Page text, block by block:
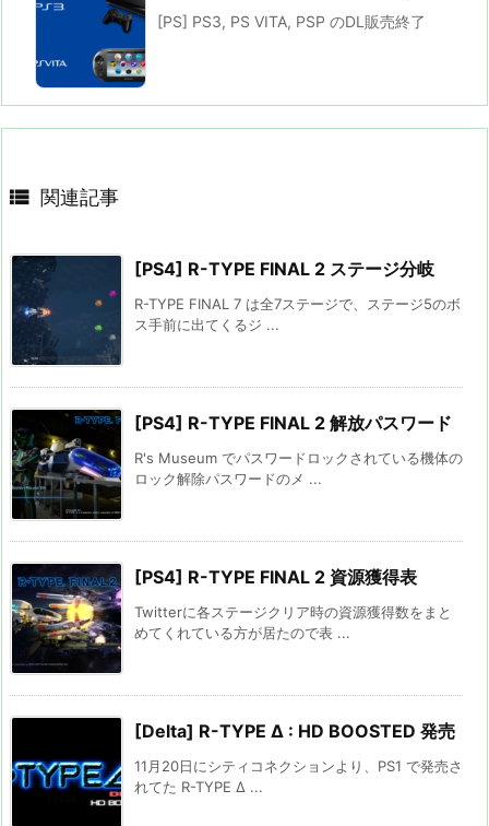
[PS] PS3, PS VITA, PSP のDL販売終了
 関連記事
[PS4] R-TYPE FINAL 2 ステージ分岐
R-TYPE FINAL 7 は全7ステージで、ステージ5のボ
ス手前に出てくるジ ...
[PS4] R-TYPE FINAL 2 解放パスワード
R's Museum でパスワードロックされている機体の
ロック解除パスワードのメ ...
[PS4] R-TYPE FINAL 2 資源獲得表
Twitterに各ステージクリア時の資源獲得数をまと
めてくれている方が居たので表 ...
[Delta] R-TYPE Δ : HD BOOSTED 発売
11月20日にシティコネクションより、PS1 で発売さ
れてた R-TYPE Δ ...